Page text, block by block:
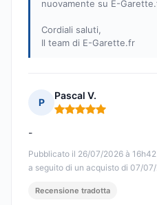
nuovamente su E-
Cordiali saluti,
Il team di E-Garette.fr
P
Pascal V.
Nota: 5 su 5
Pubblicato il 26/07/2026 à 16h42
a seguito di un acquisto di 07/
-
Recensione tradotta